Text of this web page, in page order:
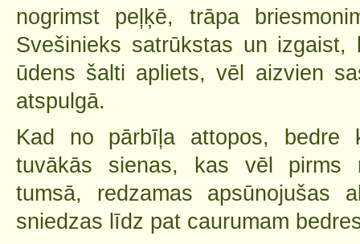
nogrimst peļķē, trāpa
Svešinieks satrūkstas un
ūdens šalti apliets, vēl aizvien
atspulgā.
Kad no pārbīļa attopos, bedre
tuvākās sienas, kas vēl pirms
tumsā, redzamas apsūnojušas
sniedzas līdz pat caurumam